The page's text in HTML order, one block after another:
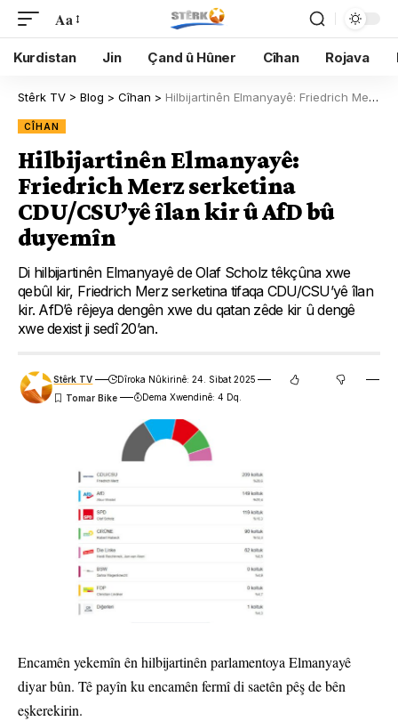
Aa
Kurdistan Jin Çand û Hûner Cîhan Rojava
Stêrk TV > Blog > Cîhan > Hilbijartinên Elmanyayê: Friedrich Merz serketina CDU/CSU’yê îlan kir û AfD bû duyemîn
CÎHAN
Hilbijartinên Elmanyayê:
Friedrich Merz serketina
CDU/CSU’yê îlan kir û AfD bû
duyemîn
Di hilbijartinên Elmanyayê de Olaf Scholz têkçûna xwe
qebûl kir, Friedrich Merz serketina tifaqa CDU/CSU’yê îlan
kir. AfD’ê rêjeya dengên xwe du qatan zêde kir û dengê
xwe dexist ji sedî 20’an.
Stêrk TV
Dîroka Nûkirinê: 24. Sibat 2025
Dema Xwendinê: 4 Dq.
Encamên yekemîn ên hilbijartinên parlamentoya Elmanyayê
diyar bûn. Tê payîn ku encamên fermî di saetên pêş de bên
eşkerekirin.